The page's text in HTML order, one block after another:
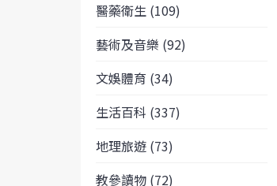
醫藥衛生 (109)
藝術及音樂 (92)
文娛體育 (34)
生活百科 (337)
地理旅遊 (73)
教參讀物 (72)